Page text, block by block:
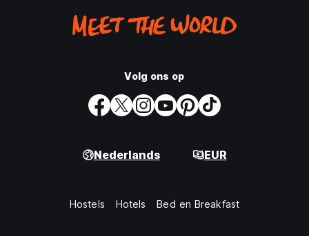
Volg ons op
Nederlands EUR
Hostels Hotels Bed en Breakfast